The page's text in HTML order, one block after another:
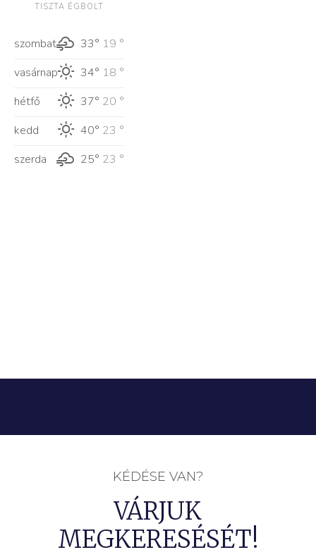
TISZTA ÉGBOLT
szombat 33° 19 °
vasárnap
34° 18 °
hétfő
37° 20 °
kedd
40° 23 °
szerda
25° 23 °
KÉDÉSE VAN?
VÁRJUK
MEGKERESÉSÉT!